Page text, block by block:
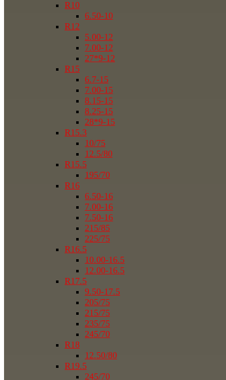
R10
6.50-10
R12
5.00-12
7.00-12
27*9-12
R15
6.7-15
7.00-15
8.15-15
8.25-15
28*9-15
R15.3
10/75
12.5/80
R15.5
195/70
R16
6.50-16
7.00-16
7.50-16
215/85
225/75
R16.5
10.00-16.5
12.00-16.5
R17.5
9.50-17.5
205/75
215/75
235/75
245/70
R18
12.50/80
R19.5
245/70